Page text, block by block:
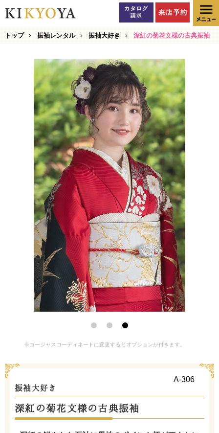
トップ 振袖レンタル 振袖大好き 深紅の菊花文様の古典振袖
※ゴージャスコーディネートに変更するとオプションが付きます。
A-306
振袖大好き
深紅の菊花文様の古典振袖